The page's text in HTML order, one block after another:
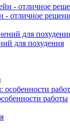
- отличное
для похудения
работы